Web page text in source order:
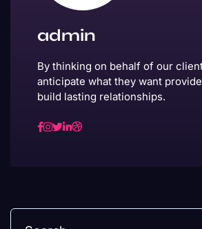
admin
By thinking on behalf of our
anticipate what they want
build lasting relationships.